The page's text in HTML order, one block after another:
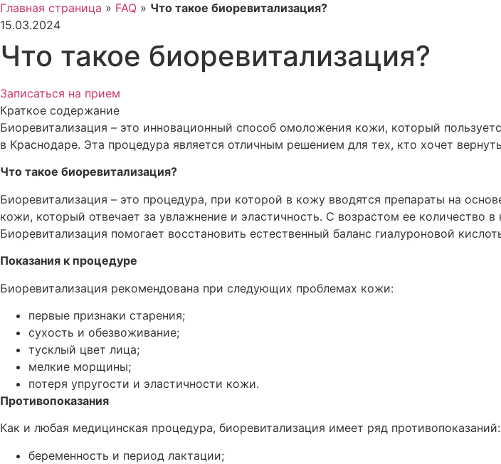
Главная страница » FAQ » Что такое биоревитализация?
15.03.2024
Что такое биоревитализация?
Записаться на прием
Краткое содержание
Биоревитализация – это инновационный способ омоложения кожи, который
в Краснодаре. Эта процедура является отличным решением для тех, кто хочет
Что такое биоревитализация?
Биоревитализация – это процедура, при которой в кожу вводятся препараты на
кожи, который отвечает за увлажнение и эластичность. С возрастом ее
Биоревитализация помогает восстановить естественный баланс гиалуроновой
Показания к процедуре
Биоревитализация рекомендована при следующих проблемах кожи:
первые признаки старения;
сухость и обезвоживание;
тусклый цвет лица;
мелкие морщины;
потеря упругости и эластичности кожи.
Противопоказания
Как и любая медицинская процедура, биоревитализация имеет ряд противопоказаний:
беременность и период лактации;